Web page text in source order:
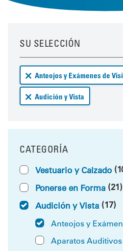
SU SELECCIÓN
Remove Anteojos y
Anteojos y Exámenes de
Remove Audición y Vista
Audición y Vista
FILTRAR POR
CATEGORÍA
Vestuario y Calzado
Ponerse en Forma (21)
Audición y Vista (17)
Anteojos y
Aparatos Auditivos